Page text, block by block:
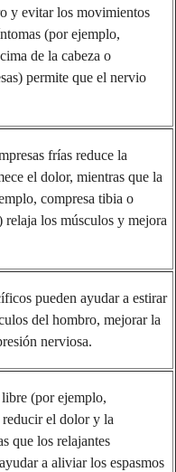
y evitar los movimientos
(por ejemplo,
de la cabeza o
permite que el nervio
frías reduce la
el dolor, mientras que la
compresa tibia o
los músculos y mejora
pueden ayudar a estirar
del hombro, mejorar la
nerviosa.
(por ejemplo,
el dolor y la
que los relajantes
a aliviar los espasmos